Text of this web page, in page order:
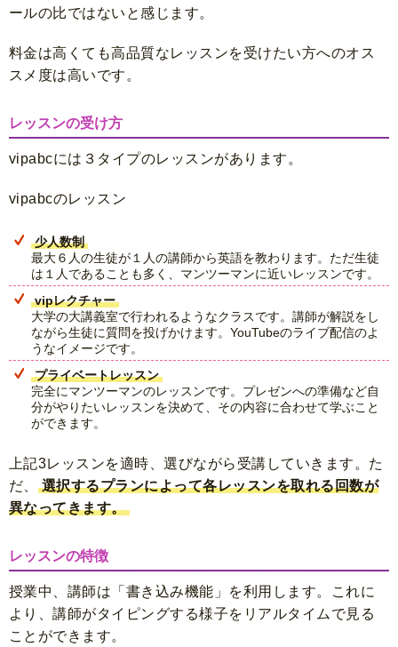
ールの比ではないと感じます。
料金は高くても高品質なレッスンを受けたい方へのオス
スメ度は高いです。
レッスンの受け方
vipabcには３タイプのレッスンがあります。
vipabcのレッスン
少人数制
最大６人の生徒が１人の講師から英語を教わります。ただ生徒
は１人であることも多く、マンツーマンに近いレッスンです。
vipレクチャー
大学の大講義室で行われるようなクラスです。講師が解説をし
ながら生徒に質問を投げかけます。YouTubeのライブ配信のよ
うなイメージです。
プライベートレッスン
完全にマンツーマンのレッスンです。プレゼンへの準備など自
分がやりたいレッスンを決めて、その内容に合わせて学ぶこと
ができます。
上記3レッスンを適時、選びながら受講していきます。た
だ、
選択するプランによって各レッスンを取れる回数が
異なってきます。
レッスンの特徴
授業中、講師は 「書き込み機能」
を利用します。これに
より、講師がタイピングする様子をリアルタイムで見る
ことができます。